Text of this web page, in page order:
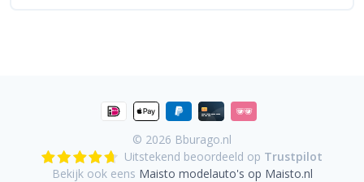
© 2026 Bburago.nl
Uitstekend beoordeeld op Trustpilot
Bekijk ook eens Maisto modelauto's op Maisto.nl